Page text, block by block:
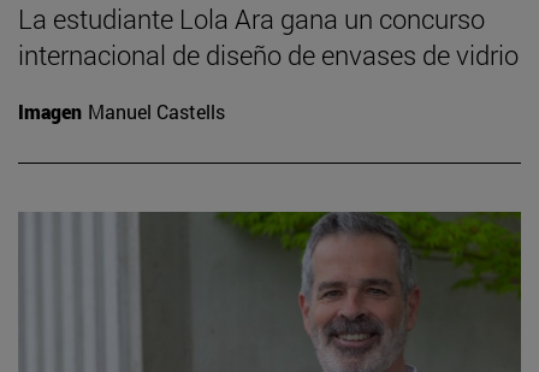
La estudiante Lola Ara gana un concurso
internacional de diseño de envases de vidrio
Imagen Manuel Castells